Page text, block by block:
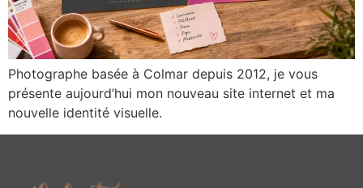
Photographe basée à Colmar depuis 2012, je vous
présente aujourd’hui mon nouveau site internet et ma
nouvelle identité visuelle.